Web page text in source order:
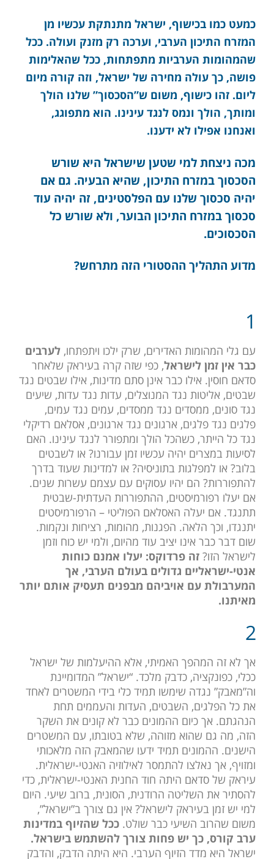
כמעט כמו בכישוף, ישראל מתנתקת עכשיו מן
המזרח התיכון הערבי, וערכה רק מזנק ועולה. ככל
שהמהומות הערביות מתפתחות, ככל שהאלימות
פושה, כך עולה מחירה של ישראל, וזה קורה מיום
ליום. זהו כישוף, משום ש”הסכסוך” שלנו הולך
ומותך, הולך ונמס לנגד עינינו. הוא מתפוגג,
ואנחנו אפילו לא ידענו.
מכה ניצחת למי שטען שישראל היא שורש
הסכסוך במזרח התיכון, שהיא הבעיה. גם אם
יהיה סכסוך שלנו עם הפלסטינים, זה יהיה עוד
סכסוך במזרח התיכון הבוער, ולא שורש כל
הסכסוכים.
מדוע התהליך ההסטורי הזה מתרחש?
1
עם גלי המהומות האדירים, שרק ילכו ויתפתחו, לערבים
כבר אין זמן לישראל, כפי שזה קרה בעיראק שלאחר
סדאם חוסין. אילו כבר אינן סתם מדינות, אילו שבטים נגד
שבטים, אליטות נגד המנוצלים, עדות נגד עדות, שיעים
נגד סונים, ממסדים נגד ממסדים, עמים נגד עמים,
פלגים נגד פלגים, ארגונים נגד ארגונים, אסלאם רדיקלי
נגד כל הייתר, כשהכל הולך ומתפורר לנגד עינינו. האם
לסיעות במצרים יהיה עכשיו זמן עבורנו? או לשבטים
בלוב? או למפלגות בתוניסיה? או למדינות שעוד בדרך
להתפוררות? הם יהיו עסוקים עם עצמם עשרות שנים.
אם יעלו רפורמיסטים, ההתפוררות העדתית-שבטית
תתנגד. אם יעלה האסלאם הפוליטי – הרפורמיסטים
יתנגדו, וכך הלאה. הפגנות, מהומות, רציחות ונקמות.
שום דבר כבר אינו יציב עוד מהיום, ולמי יש כוח וזמן
לישראל הזו? זה פרדוקס: יעלו אמנם כוחות
אנטי-ישראליים גדולים בעולם הערבי, אך
המערבולת עם אויביהם מבפנים תעסיק אותם יותר
מאיתנו.
2
אך לא זה המהפך האמיתי, אלא ההיעלמות של ישראל
ככלי, כפונקציה, כדבק מלכד. “ישראל” המדומיינת
וה”מאבק” נגדה שימשו תמיד כלי בידי המשטרים לאחד
את כל הפלגים, השבטים, העדות והעממים תחת
הנהגתם. אך כיום ההמונים כבר לא קונים את השקר
הזה, מה גם שהוא מזוהה, שלא בטובתו, עם המשטרים
הישנים. ההמונים תמיד ידעו שהמאבק הזה מלאכותי
ומזויף, אך נאלצו להתמסר לאילוזיה האנטי-ישראלית.
עיראק של סדאם היתה חוד החנית האנטי-ישראלית, כדי
להסתיר את השליטה הרודנית, הסונית, ברוב שיעי. היום
למי יש זמן בעיראק לישראל? אין גם צורך ב”ישראל”,
משום שהרוב השיעי כבר שולט. ככל שהזיוף במדינות
ערב קורס, כך יש פחות צורך להשתמש בישראל.
ישראל היא מדד הזיוף הערבי. היא היתה הדבק, והדבק